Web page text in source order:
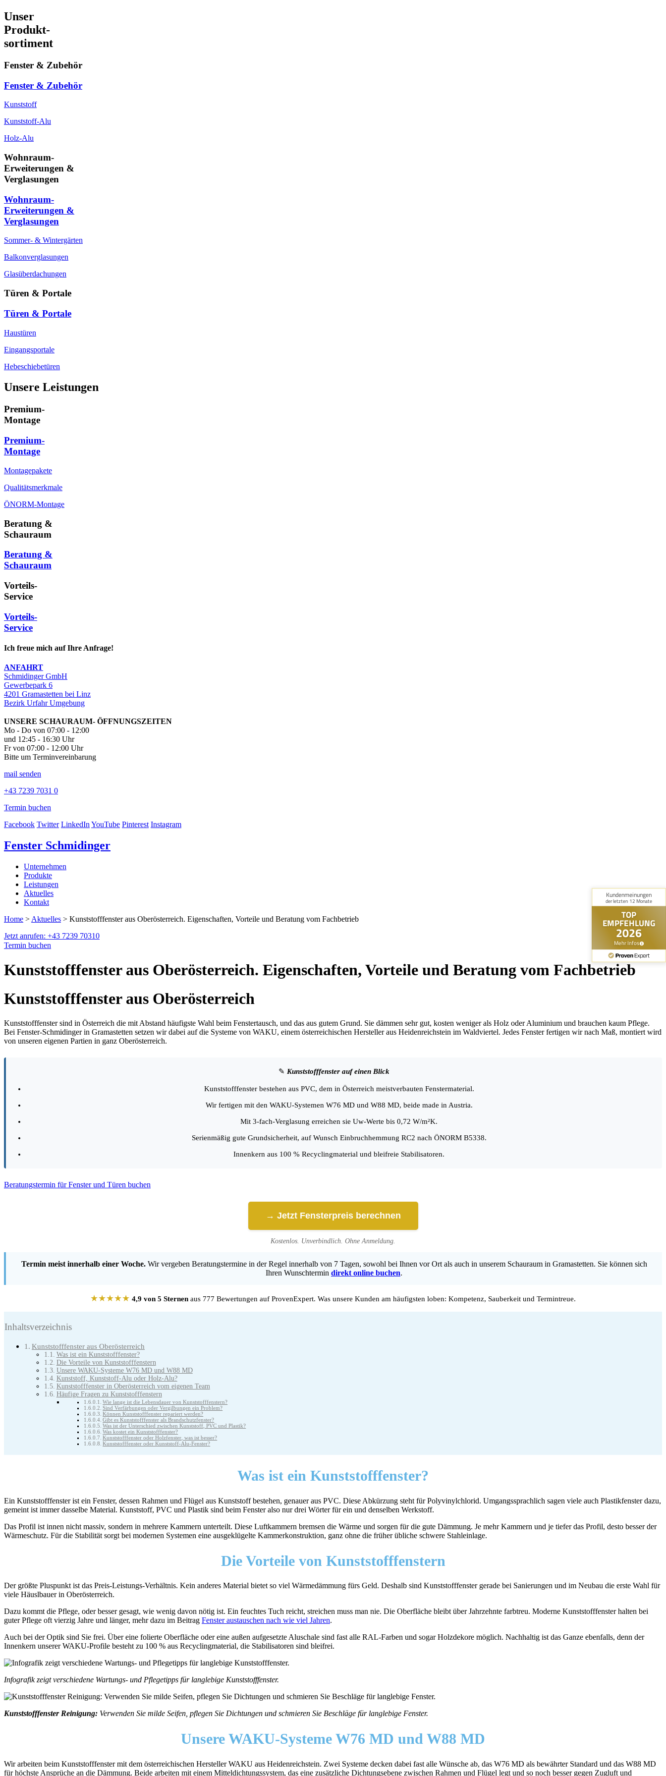
Unser
Produkt-
sortiment
Fenster & Zubehör
Fenster & Zubehör
Kunststoff
Kunststoff-Alu
Holz-Alu
Wohnraum-
Erweiterungen &
Verglasungen
Wohnraum-
Erweiterungen &
Verglasungen
Sommer- & Wintergärten
Balkonverglasungen
Glasüberdachungen
Türen & Portale
Türen & Portale
Haustüren
Eingangsportale
Hebeschiebetüren
Unsere Leistungen
Premium-
Montage
Premium-
Montage
Montagepakete
Qualitätsmerkmale
ÖNORM-Montage
Beratung &
Schauraum
Beratung &
Schauraum
Vorteils-
Service
Vorteils-
Service
Ich freue mich auf Ihre Anfrage!
ANFAHRT
Schmidinger GmbH
Gewerbepark 6
4201 Gramastetten bei Linz
Bezirk Urfahr Umgebung
UNSERE SCHAURAUM- ÖFFNUNGSZEITEN
Mo - Do von 07:00 - 12:00
und 12:45 - 16:30 Uhr
Fr von 07:00 - 12:00 Uhr
Bitte um Terminvereinbarung
mail senden
+43 7239 7031 0
Termin buchen
Facebook Twitter LinkedInYouTube Pinterest Instagram
Fenster Schmidinger
Unternehmen
Produkte
Leistungen
Aktuelles
Kontakt
Home > Aktuelles > Kunststofffenster aus Oberösterreich. Eigenschaften, Vorteile und Beratung vom Fachbetrieb
Jetzt anrufen: +43 7239 70310
Termin buchen
Kunststofffenster aus Oberösterreich. Eigenschaften, Vorteile und Beratung vom Fachbetrieb
Kunststofffenster aus Oberösterreich
Kunststofffenster sind in Österreich die mit Abstand häufigste Wahl beim Fenstertausch, und das aus gutem Grund. Sie dämmen sehr gut, kosten weniger als Holz oder Aluminium und brauchen kaum Pflege.
Bei Fenster-Schmidinger in Gramastetten setzen wir dabei auf die Systeme von WAKU, einem österreichischen Hersteller aus Heidenreichstein im Waldviertel. Jedes Fenster fertigen wir nach Maß, montiert wird
von unseren eigenen Partien in ganz Oberösterreich.
✎ Kunststofffenster auf einen Blick
Kunststofffenster bestehen aus PVC, dem in Österreich meistverbauten Fenstermaterial.
Wir fertigen mit den WAKU-Systemen W76 MD und W88 MD, beide made in Austria.
Mit 3-fach-Verglasung erreichen sie Uw-Werte bis 0,72 W/m²K.
Serienmäßig gute Grundsicherheit, auf Wunsch Einbruchhemmung RC2 nach ÖNORM B5338.
Innenkern aus 100 % Recyclingmaterial und bleifreie Stabilisatoren.
Beratungstermin für Fenster und Türen buchen
→ Jetzt Fensterpreis berechnen
Kostenlos. Unverbindlich. Ohne Anmeldung.
Termin meist innerhalb einer Woche.Wir vergeben Beratungstermine in der Regel innerhalb von 7 Tagen, sowohl bei Ihnen vor Ort als auch in unserem Schauraum in Gramastetten. Sie können sich
Ihren Wunschtermin direkt online buchen.
★★★★★ 4,9 von 5 Sternen aus 777 Bewertungen auf ProvenExpert. Was unsere Kunden am häufigsten loben: Kompetenz, Sauberkeit und Termintreue.
Inhaltsverzeichnis
Kunststofffenster aus Oberösterreich
Was ist ein Kunststofffenster?
Die Vorteile von Kunststofffenstern
Unsere WAKU-Systeme W76 MD und W88 MD
Kunststoff, Kunststoff-Alu oder Holz-Alu?
Kunststofffenster in Oberösterreich vom eigenen Team
Häufige Fragen zu Kunststofffenstern
Wie lange ist die Lebensdauer von Kunststofffenstern?
Sind Verfärbungen oder Vergilbungen ein Problem?
Können Kunststofffenster repariert werden?
Gibt es Kunststofffenster als Brandschutzfenster?
Was ist der Unterschied zwischen Kunststoff, PVC und Plastik?
Was kostet ein Kunststofffenster?
Kunststofffenster oder Holzfenster, was ist besser?
Kunststofffenster oder Kunststoff-Alu-Fenster?
Was ist ein Kunststofffenster?
Ein Kunststofffenster ist ein Fenster, dessen Rahmen und Flügel aus Kunststoff bestehen, genauer aus PVC. Diese Abkürzung steht für Polyvinylchlorid. Umgangssprachlich sagen viele auch Plastikfenster dazu,
gemeint ist immer dasselbe Material. Kunststoff, PVC und Plastik sind beim Fenster also nur drei Wörter für ein und denselben Werkstoff.
Das Profil ist innen nicht massiv, sondern in mehrere Kammern unterteilt. Diese Luftkammern bremsen die Wärme und sorgen für die gute Dämmung. Je mehr Kammern und je tiefer das Profil, desto besser der
Wärmeschutz. Für die Stabilität sorgt bei modernen Systemen eine ausgeklügelte Kammerkonstruktion, ganz ohne die früher übliche schwere Stahleinlage.
Die Vorteile von Kunststofffenstern
Der größte Pluspunkt ist das Preis-Leistungs-Verhältnis. Kein anderes Material bietet so viel Wärmedämmung fürs Geld. Deshalb sind Kunststofffenster gerade bei Sanierungen und im Neubau die erste Wahl für
viele Häuslbauer in Oberösterreich.
Dazu kommt die Pflege, oder besser gesagt, wie wenig davon nötig ist. Ein feuchtes Tuch reicht, streichen muss man nie. Die Oberfläche bleibt über Jahrzehnte farbtreu. Moderne Kunststofffenster halten bei
guter Pflege oft vierzig Jahre und länger, mehr dazu im Beitrag Fenster austauschen nach wie viel Jahren.
Auch bei der Optik sind Sie frei. Über eine folierte Oberfläche oder eine außen aufgesetzte Aluschale sind fast alle RAL-Farben und sogar Holzdekore möglich. Nachhaltig ist das Ganze ebenfalls, denn der
Innenkern unserer WAKU-Profile besteht zu 100 % aus Recyclingmaterial, die Stabilisatoren sind bleifrei.
Infografik zeigt verschiedene Wartungs- und Pflegetipps für langlebige Kunststofffenster.
Kunststofffenster Reinigung: Verwenden Sie milde Seifen, pflegen Sie Dichtungen und schmieren Sie Beschläge für langlebige Fenster.
Unsere WAKU-Systeme W76 MD und W88 MD
Wir arbeiten beim Kunststofffenster mit dem österreichischen Hersteller WAKU aus Heidenreichstein. Zwei Systeme decken dabei fast alle Wünsche ab, das W76 MD als bewährter Standard und das W88 MD
für höchste Ansprüche an die Dämmung. Beide arbeiten mit einem Mitteldichtungssystem, das eine zusätzliche Dichtungsebene zwischen Rahmen und Flügel legt und so noch besser gegen Zugluft und